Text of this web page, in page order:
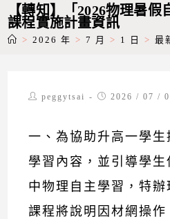
【轉知】「2026物理暑
課程實施計畫資訊
> 2026 年 > 7 月 > 1 日 > 最
Postpeggytsai
Post2026 / 07 /
一、為協助升高一學
學習內容，並引導學
中物理自主學習，特辦
課程將說明因材網操作